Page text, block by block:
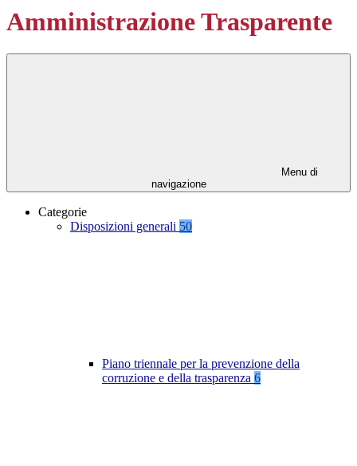
Amministrazione Trasparente
Menu di
navigazione
Categorie
Disposizioni generali 50
Piano triennale per la prevenzione della
corruzione e della trasparenza 6